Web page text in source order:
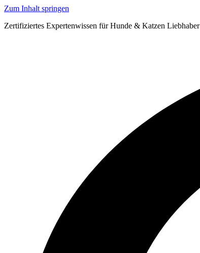
Zum Inhalt springen
Zertifiziertes Expertenwissen für Hunde & Katzen Liebhaber